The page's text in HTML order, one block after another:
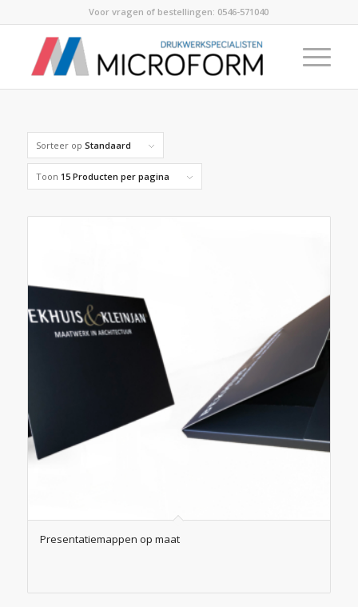
Voor vragen of bestellingen: 0546-571040
Sorteer op Standaard
Toon 15 Producten per pagina
Presentatiemappen op maat